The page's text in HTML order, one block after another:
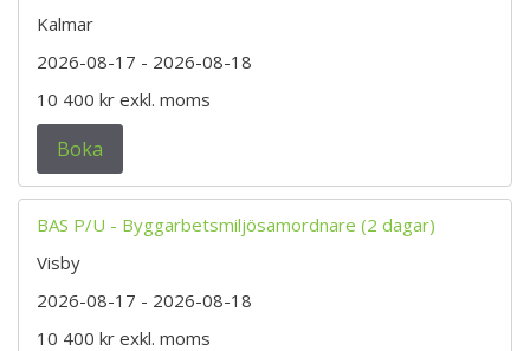
Kalmar
2026-08-17 - 2026-08-18
10 400 kr exkl. moms
Boka
BAS P/U - Byggarbetsmiljösamordnare (2 dagar)
Visby
2026-08-17 - 2026-08-18
10 400 kr exkl. moms